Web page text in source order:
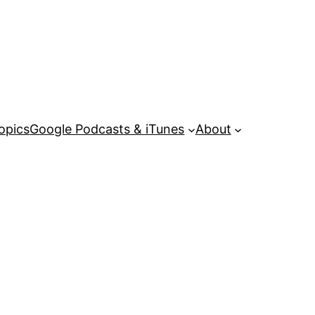
Google Podcasts & iTunes About